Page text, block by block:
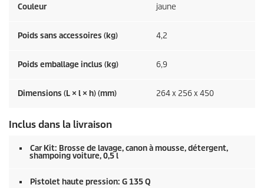
Couleur jaune
Poids sans accessoires (kg) 4,2
Poids emballage inclus (kg) 6,9
Dimensions (L × l × h) (mm) 264 x 256 x 450
Inclus dans la livraison
Car Kit: Brosse de lavage, canon à mousse, détergent,
shampoing voiture, 0,5 l
Pistolet haute pression: G 135 Q